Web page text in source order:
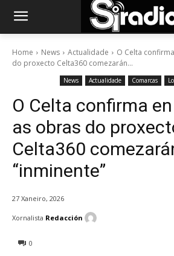
Home News Actualidade
O Celta
do proxecto Celta360 comezarán...
News Actualidade Comarcas
O Celta confirma
as obras do
Celta360
“inminente”
27 Xaneiro, 2026
0
Xornalista Redacción